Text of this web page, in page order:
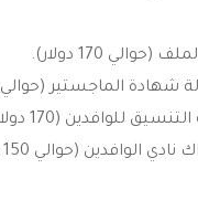
170 دولار).
الماجستير (حوالي 400 دولار).
للوافدين (170 دولار).
الوافدين (حوالي 150 دولار).